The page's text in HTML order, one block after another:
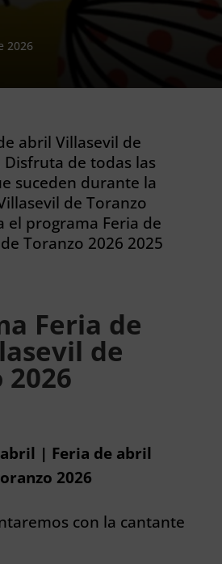
2026
abril Villasevil de
Disfruta de todas las
suceden durante la
de Toranzo
el programa Feria de
Toranzo 2026 2025
Feria de
de
2026
abril | Feria de abril
2026
con la cantante